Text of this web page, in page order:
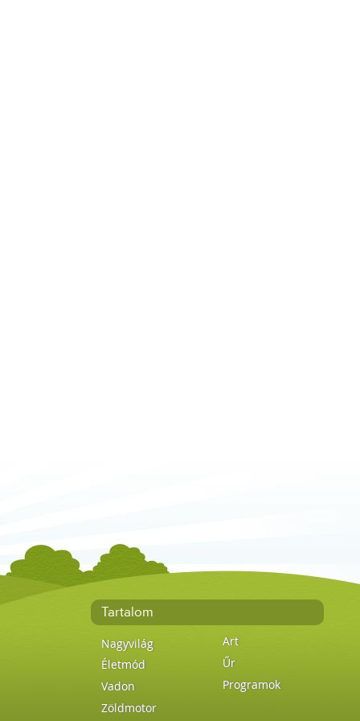
Tartalom
Nagyvilág
Életmód
Vadon
Zöldmotor
Art
Űr
Programok